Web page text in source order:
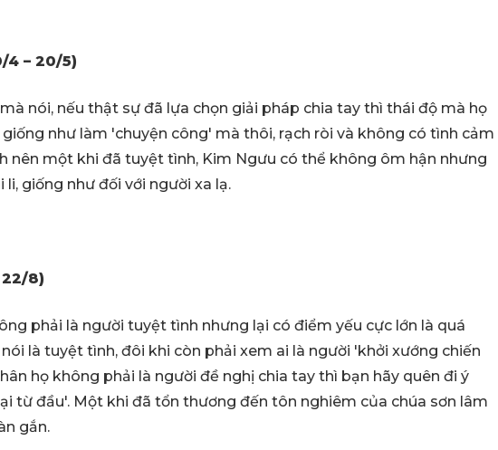
4 – 20/5)
nói, nếu thật sự đã lựa chọn giải pháp chia tay thì thái độ mà họ
như làm 'chuyện công' mà thôi, rạch ròi và không có tình cảm
nên một khi đã tuyệt tình, Kim Ngưu có thể không ôm hận nhưng
giống như đối với người xa lạ.
22/8)
phải là người tuyệt tình nhưng lại có điểm yếu cực lớn là quá
là tuyệt tình, đôi khi còn phải xem ai là người 'khởi xướng chiến
họ không phải là người đề nghị chia tay thì bạn hãy quên đi ý
từ đầu'. Một khi đã tổn thương đến tôn nghiêm của chúa sơn lâm
gắn.